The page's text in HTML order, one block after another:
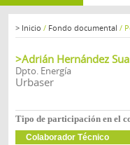
> Inicio / Fondo documental /
>Adrián Hernández
Dpto. Energía
Urbaser
Tipo de participación en el
Colaborador Técnico